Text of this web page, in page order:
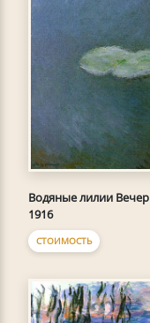
Водяные лилии Вечер
1916
СТОИМОСТЬ